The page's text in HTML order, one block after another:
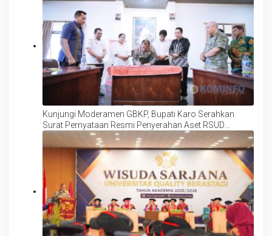
Kunjungi Moderamen GBKP, Bupati Karo Serahkan
Surat Pernyataan Resmi Penyerahan Aset RSUD
Kabanjahe